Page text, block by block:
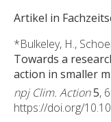
Artikel in
*Bulkeley, H.,
Towards a
action in smaller
npj Clim. Action5,
https://doi.org/